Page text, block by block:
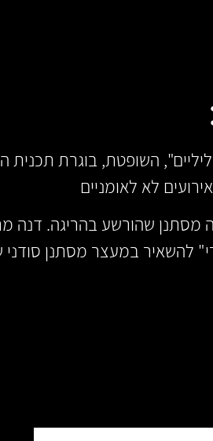
השופטת, בוגרת
לא לאומניים
שהורשע בהריגה. דנה
להשאיר במעצר מסתנן